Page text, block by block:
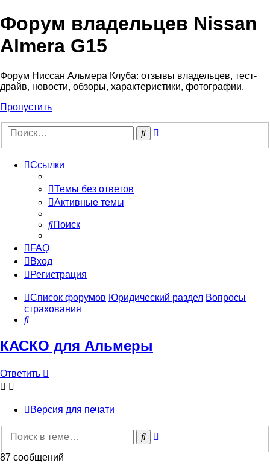
Форум владельцев Nissan
Almera G15
Форум Ниссан Альмера Клуба: отзывы владельцев, тест-
драйв, новости, обзоры, характеристики, фотографии.
Пропустить
Поиск
Ссылки
Темы без ответов
Активные темы
Поиск
FAQ
Вход
Регистрация
Список форумов Юридический раздел Вопросы
страхования
Поиск
КАСКО для Альмеры
Ответить
Версия для печати
Поиск
87 сообщений